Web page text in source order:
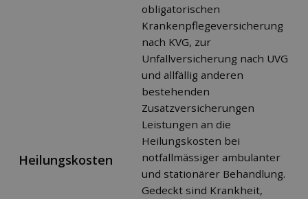
Heilungskosten
obligatorischen
Krankenpflegeversicherung
nach KVG, zur
Unfallversicherung nach UVG
und allfällig anderen
bestehenden
Zusatzversicherungen
Leistungen an die
Heilungskosten bei
notfallmässiger ambulanter
und stationärer Behandlung.
Gedeckt sind Krankheit,